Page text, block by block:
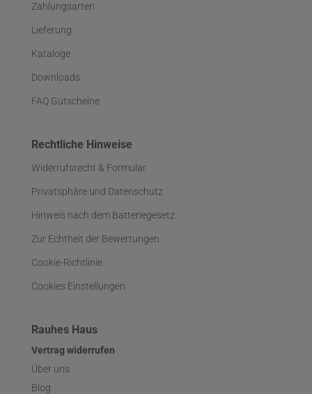
Zahlungsarten
Lieferung
Kataloge
Downloads
FAQ Gutscheine
Rechtliche Hinweise
Widerrufsrecht & Formular
Privatsphäre und Datenschutz
Hinweis nach dem Batteriegesetz
Zur Echtheit der Bewertungen
Cookie-Richtlinie
Cookies Einstellungen
Rauhes Haus
Vertrag widerrufen
Über uns
Blog